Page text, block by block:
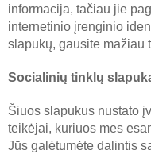
informacija, tačiau jie
internetinio įrenginio
slapukų, gausite mažiau
Socialinių tinklų
Šiuos slapukus nustato
teikėjai, kuriuos mes
Jūs galėtumėte dalintis